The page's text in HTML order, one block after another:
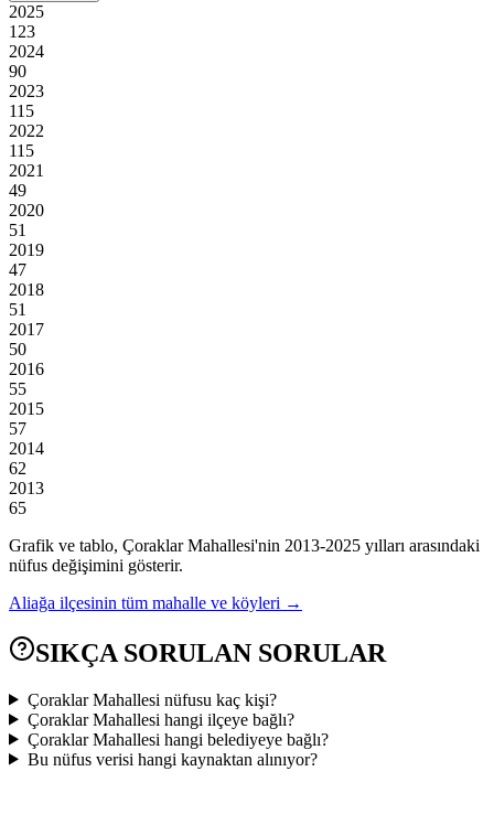
2025
123
2024
90
2023
115
2022
115
2021
49
2020
51
2019
47
2018
51
2017
50
2016
55
2015
57
2014
62
2013
65
Grafik ve tablo, ÇoraklarMahallesi'nin 2013-2025 yılları arasındaki
nüfus değişimini gösterir.
Aliağa ilçesinin tüm mahalle ve köyleri →
SIKÇA SORULAN SORULAR
Çoraklar Mahallesi nüfusu kaç kişi?
Çoraklar Mahallesi hangi ilçeye bağlı?
Çoraklar Mahallesi hangi belediyeye bağlı?
Bu nüfus verisi hangi kaynaktan alınıyor?